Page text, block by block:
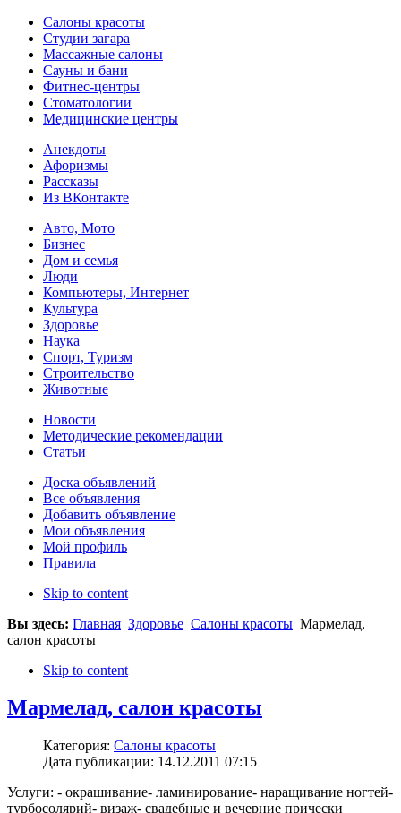
Салоны красоты
Студии загара
Массажные салоны
Сауны и бани
Фитнес-центры
Стоматологии
Медицинские центры
Анекдоты
Афоризмы
Рассказы
Из ВКонтакте
Авто, Мото
Бизнес
Дом и семья
Люди
Компьютеры, Интернет
Культура
Здоровье
Наука
Спорт, Туризм
Строительство
Животные
Новости
Методические рекомендации
Статьи
Доска объявлений
Все объявления
Добавить объявление
Мои объявления
Мой профиль
Правила
Skip to content
Вы здесь: Главная Здоровье Салоны красоты Мармелад,
салон красоты
Skip to content
Мармелад, салон красоты
Категория: Салоны красоты
Дата публикации: 14.12.2011 07:15
Услуги: - окрашивание- ламинирование- наращивание ногтей-
турбосолярий- визаж- свадебные и вечерние прически